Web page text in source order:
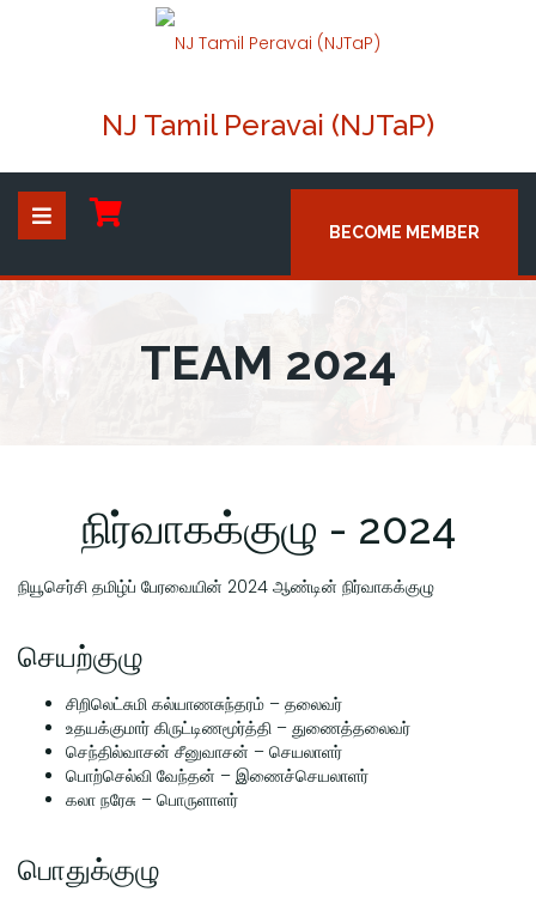
NJ Tamil Peravai (NJTaP)
BECOME MEMBER
TEAM 2024
நிர்வாகக்குழு - 2024
நியூசெர்சி தமிழ்ப் பேரவையின் 2024 ஆண்டின் நிர்வாகக்குழு
செயற்குழு
சிறிலெட்சுமி கல்யாணசுந்தரம் – தலைவர்
உதயக்குமார் கிருட்டிணமூர்த்தி – துணைத்தலைவர்
செந்தில்வாசன் சீனுவாசன் – செயலாளர்
பொற்செல்வி வேந்தன் – இணைச்செயலாளர்
கலா நரேசு – பொருளாளர்
பொதுக்குழு